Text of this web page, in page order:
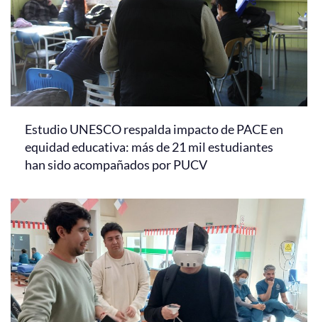
Estudio UNESCO respalda impacto de PACE en
equidad educativa: más de 21 mil estudiantes
han sido acompañados por PUCV